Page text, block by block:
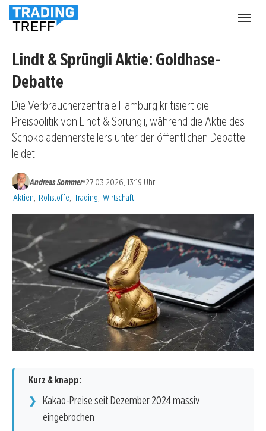
Lindt & Sprüngli Aktie: Goldhase-
Debatte
Die Verbraucherzentrale Hamburg kritisiert die
Preispolitik von Lindt & Sprüngli, während die Aktie des
Schokoladenherstellers unter der öffentlichen Debatte
leidet.
Andreas Sommer•27.03.2026, 13:19 Uhr
Kategorien:
Aktien Rohstoffe Trading Wirtschaft
Kurz & knapp:
Kakao-Preise seit Dezember 2024 massiv
eingebrochen